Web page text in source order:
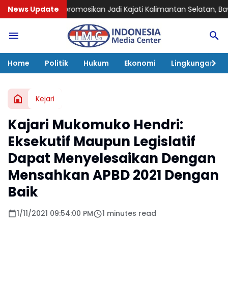
News Update
Jadi Kajati Kalimantan Selatan, Bawa Pengalaman
Home Politik Hukum Ekonomi Lingkungan
Kejari
Kajari Mukomuko Hendri:
Eksekutif Maupun Legislatif
Dapat Menyelesaikan Dengan
Mensahkan APBD 2021 Dengan
Baik
1/11/2021 09:54:00 PM 1 minutes read